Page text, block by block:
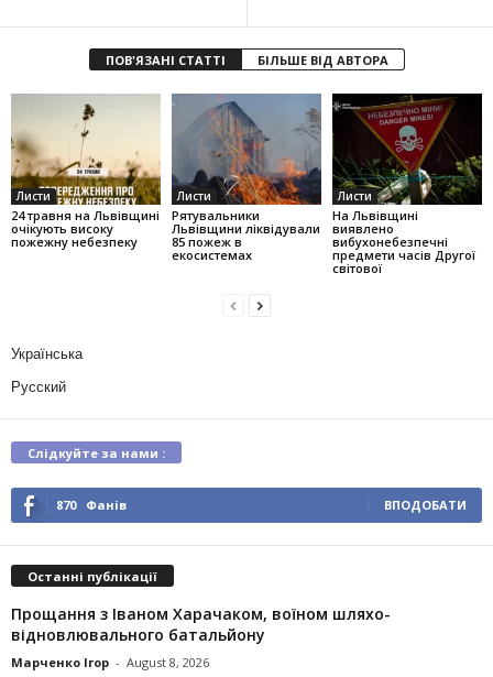
ПОВ'ЯЗАНІ СТАТТІ БІЛЬШЕ ВІД АВТОРА
Листи
24 травня на Львівщині
очікують високу
пожежну небезпеку
Листи
Рятувальники
Львівщини ліквідували
85 пожеж в
екосистемах
Листи
На Львівщині
виявлено
вибухонебезпечні
предмети часів Другої
світової
Українська
Русский
Слідкуйте за нами :
870 Фанів ВПОДОБАТИ
Останні публікації
Прощання з Іваном Харачаком, воїном шляхо-
відновлювального батальйону
Марченко Ігор - August 8, 2026